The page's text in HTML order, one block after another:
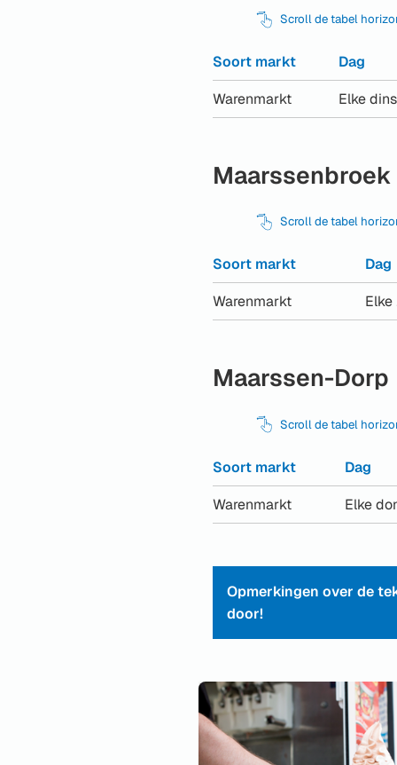
Scroll de tabel
Soort markt
Dag
Warenmarkt
Elke
Maarssenbroek
Scroll de tabel
Soort markt
Dag
Warenmarkt
Maarssen-Dorp
Scroll de tabel
Soort markt
Dag
Warenmarkt
Elke
Opmerkingen over de
door!